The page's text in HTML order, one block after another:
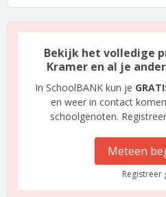
Bekijk het volledige
Kramer en al je
In SchoolBANK kun je
en weer in contact
schoolgenoten.
Meteen
Registreer